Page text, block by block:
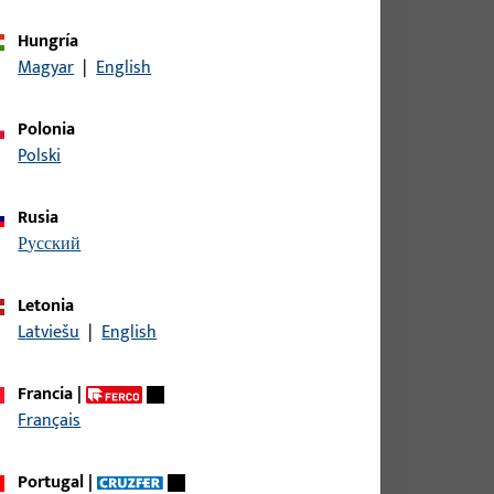
Hungría
Magyar | English
Polonia
Polski
Rusia
русский
Letonia
Latviešu | English
Francia|
Français
Portugal|